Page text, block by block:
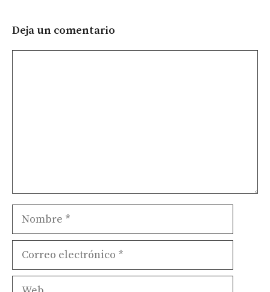
Deja un comentario
Nombre
Correo
Web